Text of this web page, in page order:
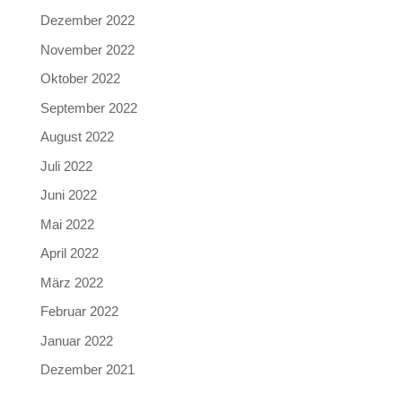
Dezember 2022
November 2022
Oktober 2022
September 2022
August 2022
Juli 2022
Juni 2022
Mai 2022
April 2022
März 2022
Februar 2022
Januar 2022
Dezember 2021